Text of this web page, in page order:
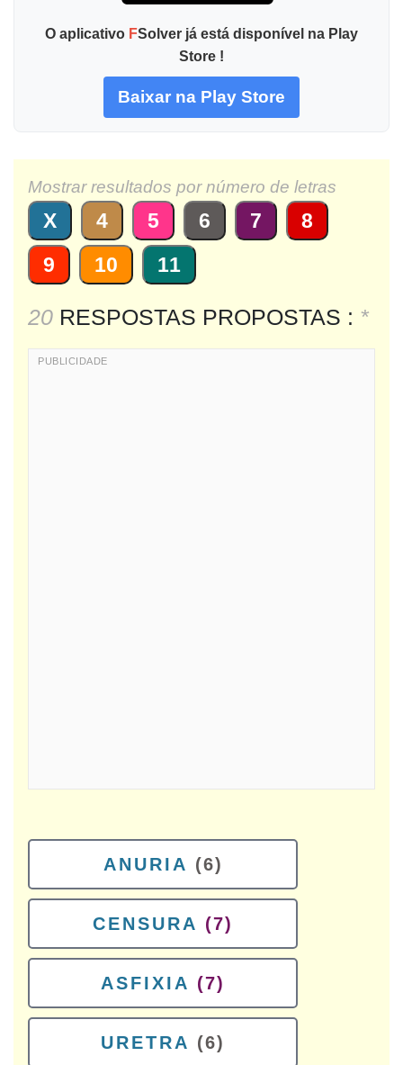
O aplicativo FSolver já está disponível na Play
Store !
Baixar na Play Store
Mostrar resultados por número de letras
X 4 5 6 7
8
9
10 11
20 RESPOSTAS PROPOSTAS : *
ANURIA (6)
CENSURA (7)
ASFIXIA (7)
URETRA (6)